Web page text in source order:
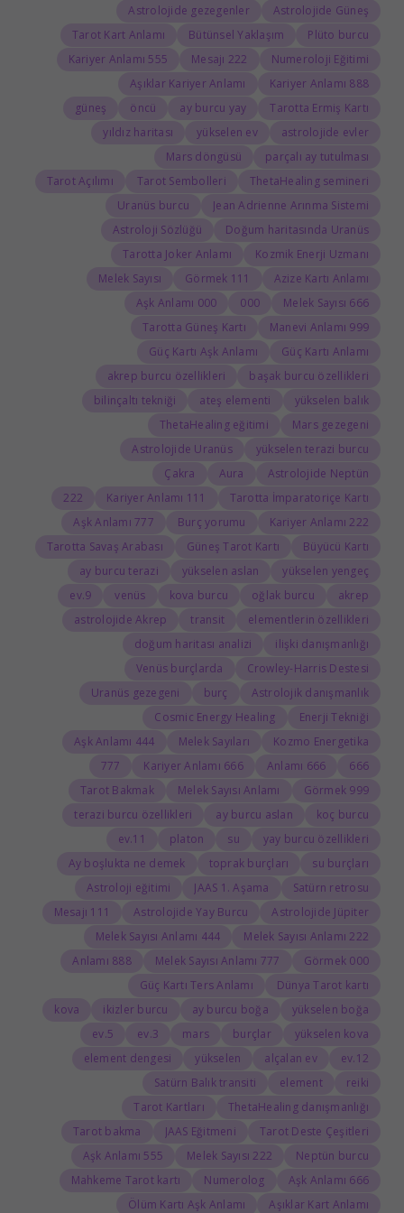
Astrolojide Güneş
Astrolojide gezegenler
Plüto burcu
Bütünsel Yaklaşım
Tarot Kart Anlamı
Numeroloji Eğitimi
222 Mesajı
555 Kariyer Anlamı
888 Kariyer Anlamı
Aşıklar Kariyer Anlamı
Tarotta Ermiş Kartı
ay burcu yay
öncü
güneş
astrolojide evler
yükselen ev
yıldız haritası
parçalı ay tutulması
Mars döngüsü
ThetaHealing semineri
Tarot Sembolleri
Tarot Açılımı
Jean Adrienne Arınma Sistemi
Uranüs burcu
Doğum haritasında Uranüs
Astroloji Sözlüğü
Kozmik Enerji Uzmanı
Tarotta Joker Anlamı
Azize Kartı Anlamı
111 Görmek
Melek Sayısı
666 Melek Sayısı
000
000 Aşk Anlamı
999 Manevi Anlamı
Tarotta Güneş Kartı
Güç Kartı Anlamı
Güç Kartı Aşk Anlamı
başak burcu özellikleri
akrep burcu özellikleri
yükselen balık
ateş elementi
bilinçaltı tekniği
Mars gezegeni
ThetaHealing eğitimi
yükselen terazi burcu
Astrolojide Uranüs
Astrolojide Neptün
Aura
Çakra
Tarotta İmparatoriçe Kartı
111 Kariyer Anlamı
222
222 Kariyer Anlamı
Burç yorumu
777 Aşk Anlamı
Büyücü Kartı
Güneş Tarot Kartı
Tarotta Savaş Arabası
yükselen yengeç
yükselen aslan
ay burcu terazi
akrep
oğlak burcu
kova burcu
venüs
9.ev
elementlerin özellikleri
transit
astrolojide Akrep
ilişki danışmanlığı
doğum haritası analizi
Crowley-Harris Destesi
Venüs burçlarda
Astrolojik danışmanlık
burç
Uranüs gezegeni
Enerji Tekniği
Cosmic Energy Healing
Kozmo Energetika
Melek Sayıları
444 Aşk Anlamı
666
666 Anlamı
666 Kariyer Anlamı
777
999 Görmek
Melek Sayısı Anlamı
Tarot Bakmak
koç burcu
ay burcu aslan
terazi burcu özellikleri
yay burcu özellikleri
su
platon
11.ev
su burçları
toprak burçları
Ay boşlukta ne demek
Satürn retrosu
JAAS 1. Aşama
Astroloji eğitimi
Astrolojide Jüpiter
Astrolojide Yay Burcu
111 Mesajı
222 Melek Sayısı Anlamı
444 Melek Sayısı Anlamı
000 Görmek
777 Melek Sayısı Anlamı
888 Anlamı
Dünya Tarot kartı
Güç Kartı Ters Anlamı
yükselen boğa
ay burcu boğa
ikizler burcu
kova
yükselen kova
burçlar
mars
3.ev
5.ev
12.ev
alçalan ev
yükselen
element dengesi
reiki
element
Satürn Balık transiti
ThetaHealing danışmanlığı
Tarot Kartları
Tarot Deste Çeşitleri
JAAS Eğitmeni
Tarot bakma
Neptün burcu
222 Melek Sayısı
555 Aşk Anlamı
666 Aşk Anlamı
Numerolog
Mahkeme Tarot kartı
Aşıklar Kart Anlamı
Ölüm Kartı Aşk Anlamı